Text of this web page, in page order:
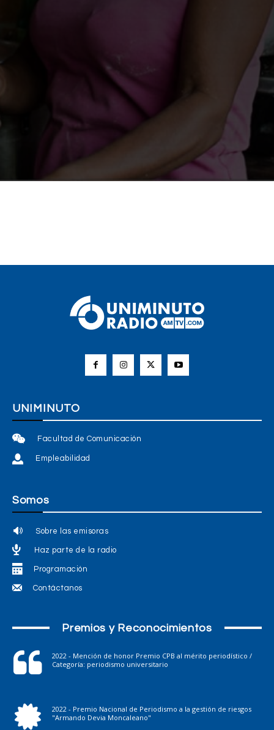
UNIMINUTO
Facultad de Comunicación
Empleabilidad
Somos
Sobre las emisoras
Haz parte de la radio
Programación
Contáctanos
Premios y Reconocimientos
2022 - Mención de honor Premio CPB al mérito periodístico /
Categoría: periodismo universitario
2022 - Premio Nacional de Periodismo a la gestión de riesgos
"Armando Devia Moncaleano"